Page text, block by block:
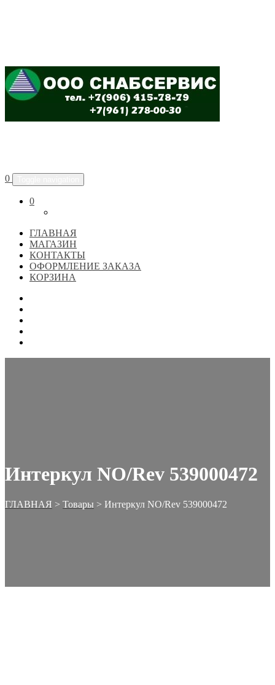
0
0
ГЛАВНАЯ
МАГАЗИН
КОНТАКТЫ
ОФОРМЛЕНИЕ ЗАКАЗА
КОРЗИНА
Интеркул NO/Rev 539000472
ГЛАВНАЯ > Товары > Интеркул NO/Rev 539000472